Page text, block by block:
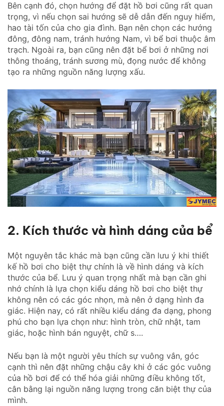
Bên cạnh đó, chọn hướng để đặt hồ bơi cũng rất quan
trọng, vì nếu chọn sai hướng sẽ dễ dẫn đến nguy hiểm,
hao tài tốn của cho gia đình. Bạn nên chọn các hướng
đông, đông nam, tránh hướng Nam, vì bể bơi thuộc âm
trạch. Ngoài ra, bạn cũng nên đặt bể bơi ở những nơi
thông thoáng, tránh sương mù, đọng nước để không
tạo ra những nguồn năng lượng xấu.
2. Kích thước và hình dáng của bể
Một nguyên tắc khác mà bạn cũng cần lưu ý khi thiết
kế hồ bơi cho biệt thự chính là về hình dáng và kích
thước của bể. Lưu ý quan trọng nhất mà bạn cần ghi
nhớ chính là lựa chọn kiểu dáng hồ bơi cho biệt thự
không nên có các góc nhọn, mà nên ở dạng hình đa
giác. Hiện nay, có rất nhiều kiểu dáng đa dạng, phong
phú cho bạn lựa chọn như: hình tròn, chữ nhật, tam
giác, hoặc hình bán nguyệt, chữ s….
Nếu bạn là một người yêu thích sự vuông vắn, góc
cạnh thì nên đặt những chậu cây khi ở các góc vuông
của hồ bơi để có thể hóa giải những điều không tốt,
cân bằng lại nguồn năng lượng trong căn biệt thự của
mình.